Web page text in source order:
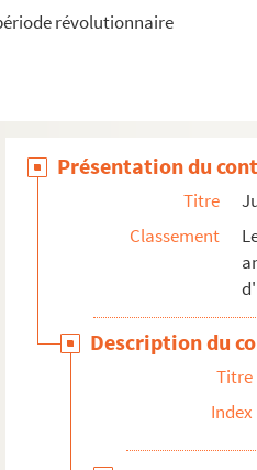
révolutionnaire
Degouy
et Antoine-Charles Lachant fils
Marie Lauzanne et Adélaide Millin
de Vallefleur
Lebreton et autres
Présentation du
Titre
Classement
Description du
Titre
Index